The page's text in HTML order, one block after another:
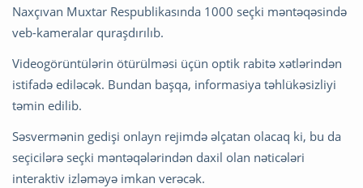
Naxçıvan Muxtar Respublikasında 1000 seçki məntəqəsində
veb-kameralar quraşdırılıb.
Videogörüntülərin ötürülməsi üçün optik rabitə xətlərindən
istifadə ediləcək. Bundan başqa, informasiya təhlükəsizliyi
təmin edilib.
Səsvermənin gedişi onlayn rejimdə əlçatan olacaq ki, bu da
seçicilərə seçki məntəqələrindən daxil olan nəticələri
interaktiv izləməyə imkan verəcək.